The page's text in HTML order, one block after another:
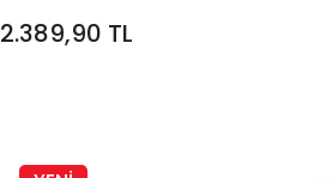
2.389,90 TL